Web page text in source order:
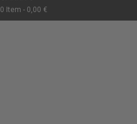
0 Item - 0,00 €